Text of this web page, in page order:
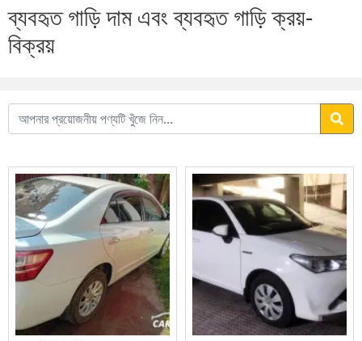
ব্যবহৃত গাড়ি দাম এবং ব্যবহৃত গাড়ি ক্রয়-
বিক্রয়